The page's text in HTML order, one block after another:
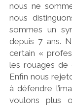
nous ne
nous
sommes un
depuis 7 ans.
certain «
les rouages de
Enfin nous
à défendre
voulons plus